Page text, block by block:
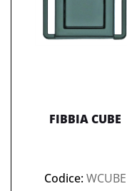
FIBBIA CUBE
Codice:WCUBE